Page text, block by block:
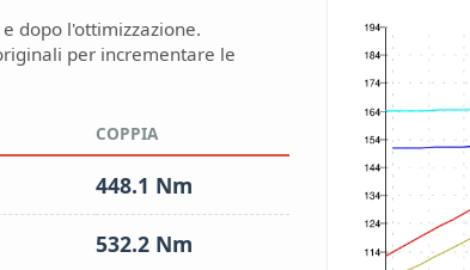
dopo l'ottimizzazione.
per incrementare le
COPPIA
448.1 Nm
532.2 Nm